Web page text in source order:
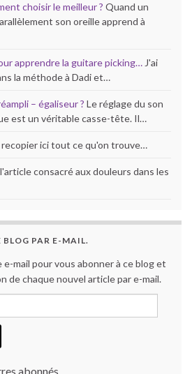
choisir le meilleur ? Quand un
son oreille apprend à
apprendre la guitare picking…J'ai
la méthode à Dadi et…
– égaliseur ? Le réglage du son
est un véritable casse-tête. Il…
recopier ici tout ce qu'on trouve…
consacré aux douleurs dans les
PAR E-MAIL.
mail pour vous abonner à ce blog et
de chaque nouvel article par e-mail.
abonnés